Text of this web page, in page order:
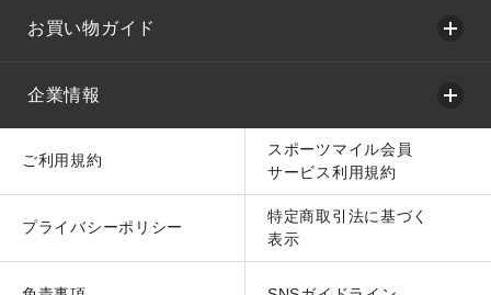
お買い物ガイド
企業情報
ご利用規約
スポーツマイル会員
サービス利用規約
プライバシーポリシー
特定商取引法に基づく
表示